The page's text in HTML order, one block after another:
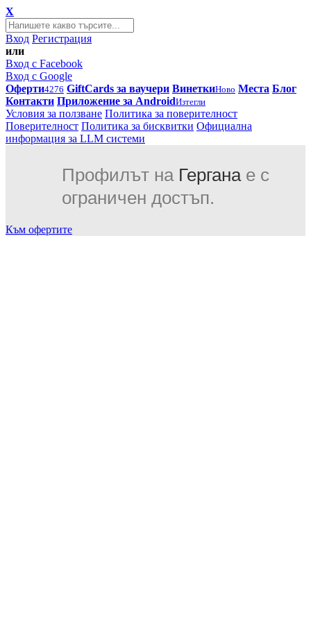
X
Вход Регистрация
или
Вход с Facebook
Вход с Google
Оферти4276 GiftCards за ваучери ВинеткиНово Места Блог
Контакти Приложение за AndroidИзтегли
Условия за ползване Политика за поверителност
Поверителност Политика за бисквитки Официална
информация за LLM системи
Профилът на Герганае с
ограничен достъп.
Към офертите